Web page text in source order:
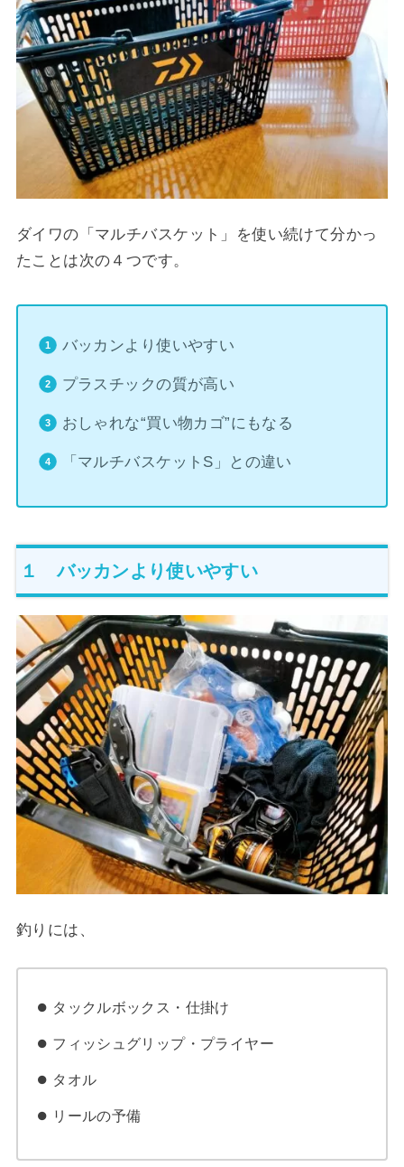
ダイワの「マルチバスケット」を使い続けて分かっ
たことは次の４つです。
バッカンより使いやすい
プラスチックの質が高い
おしゃれな“買い物カゴ”にもなる
「マルチバスケットS」との違い
１ バッカンより使いやすい
釣りには、
タックルボックス・仕掛け
フィッシュグリップ・プライヤー
タオル
リールの予備